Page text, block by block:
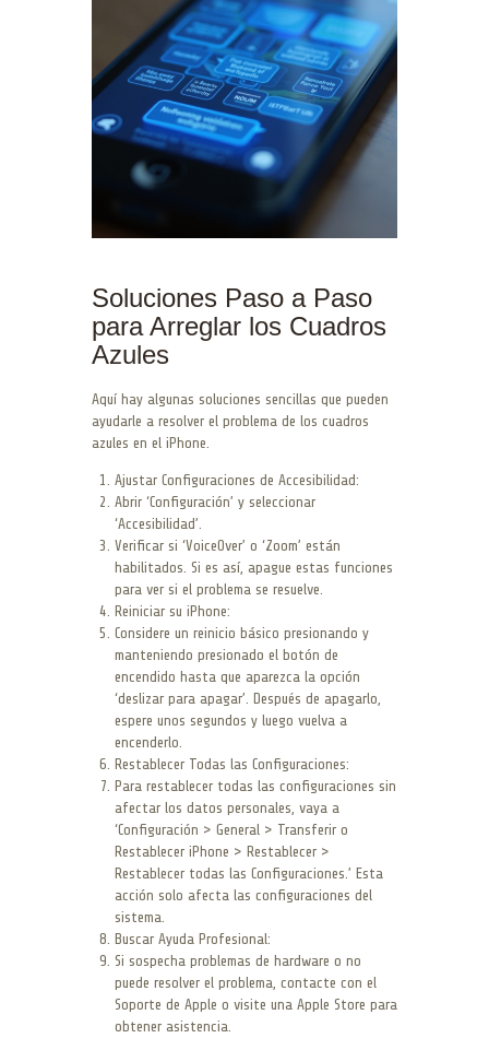
Soluciones Paso a Paso
para Arreglar los Cuadros
Azules
Aquí hay algunas soluciones sencillas que pueden
ayudarle a resolver el problema de los cuadros
azules en el iPhone.
Ajustar Configuraciones de Accesibilidad:
Abrir ‘Configuración’ y seleccionar
‘Accesibilidad’.
Verificar si ‘VoiceOver’ o ‘Zoom’ están
habilitados. Si es así, apague estas funciones
para ver si el problema se resuelve.
Reiniciar su iPhone:
Considere un reinicio básico presionando y
manteniendo presionado el botón de
encendido hasta que aparezca la opción
‘deslizar para apagar’. Después de apagarlo,
espere unos segundos y luego vuelva a
encenderlo.
Restablecer Todas las Configuraciones:
Para restablecer todas las configuraciones sin
afectar los datos personales, vaya a
‘Configuración > General > Transferir o
Restablecer iPhone > Restablecer >
Restablecer todas las Configuraciones.’ Esta
acción solo afecta las configuraciones del
sistema.
Buscar Ayuda Profesional:
Si sospecha problemas de hardware o no
puede resolver el problema, contacte con el
Soporte de Apple o visite una Apple Store para
obtener asistencia.